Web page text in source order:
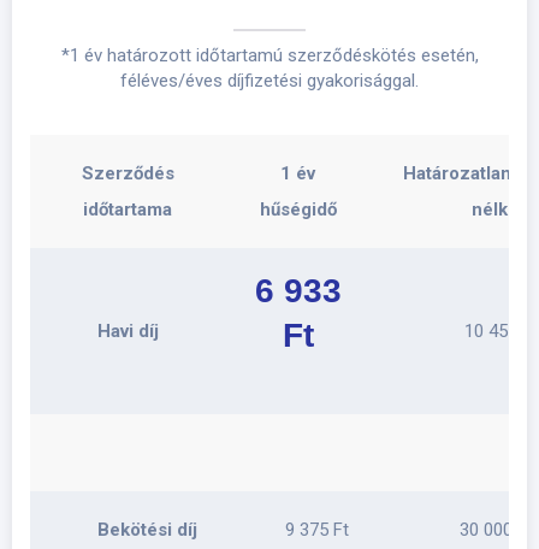
*1 év határozott időtartamú szerződéskötés esetén,
féléves/éves díjfizetési gyakorisággal.
Szerződés
időtartama
1 év
hűségidő
Határozatlan
nélkül)
Havi díj
6 933
Ft
10 455 Ft
Bekötési díj 9 375 Ft 30 000 Ft